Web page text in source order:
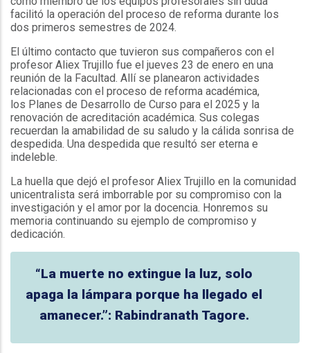
facilitó la operación del proceso de reforma durante los
dos primeros semestres de 2024.
El último contacto que tuvieron sus compañeros con el
profesor Aliex Trujillo fue el jueves 23 de enero en una
reunión de la Facultad. Allí se planearon actividades
relacionadas con el proceso de reforma académica,
los Planes de Desarrollo de Curso para el 2025 y la
renovación de acreditación académica. Sus colegas
recuerdan la amabilidad de su saludo y la cálida sonrisa de
despedida. Una despedida que resultó ser eterna e
indeleble.
La huella que dejó el profesor Aliex Trujillo en la comunidad
unicentralista será imborrable por su compromiso con la
investigación y el amor por la docencia. Honremos su
memoria continuando su ejemplo de compromiso y
dedicación.
“La muerte no extingue la luz, solo
apaga la lámpara porque ha llegado el
amanecer.”: Rabindranath Tagore.